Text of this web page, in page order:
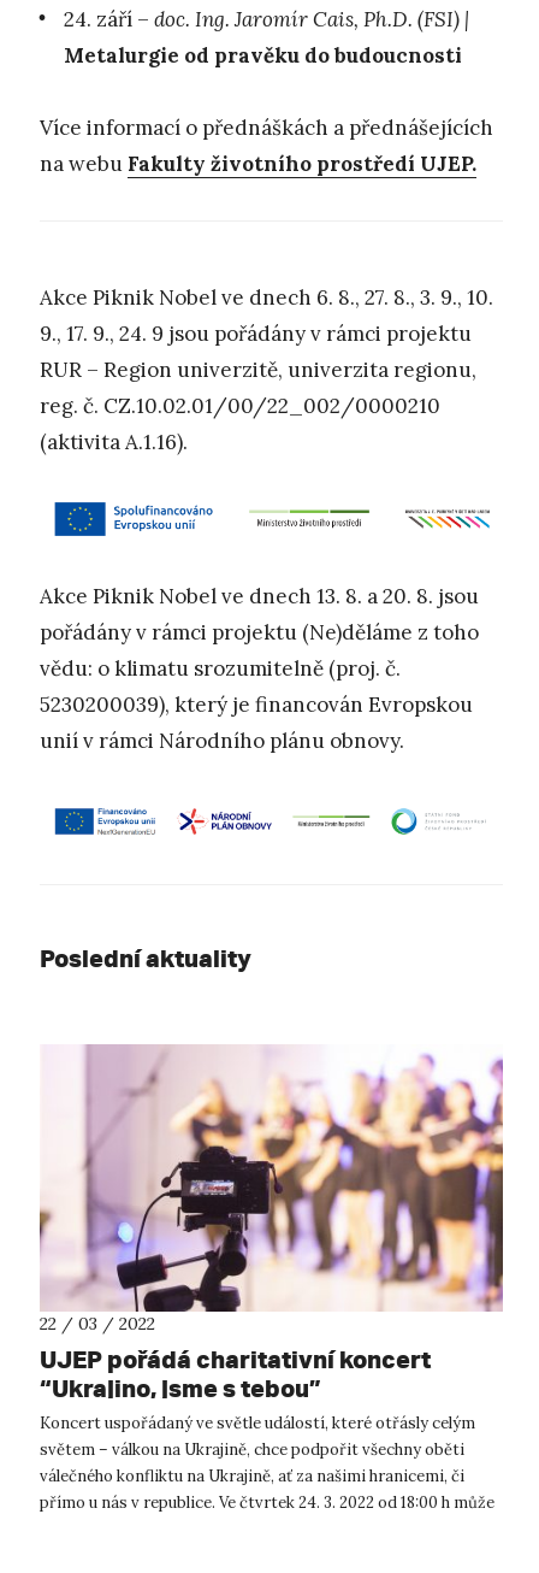
24. září – doc. Ing. Jaromír Cais, Ph.D. (FSI) |
Metalurgie od pravěku do budoucnosti
Více informací o přednáškách a přednášejících
na webu Fakulty životního prostředí UJEP.
Akce Piknik Nobel ve dnech 6. 8., 27. 8., 3. 9., 10.
9., 17. 9., 24. 9 jsou pořádány v rámci projektu
RUR – Region univerzitě, univerzita regionu,
reg. č. CZ.10.02.01/00/22_002/0000210
(aktivita A.1.16).
Akce Piknik Nobel ve dnech 13. 8. a 20. 8. jsou
pořádány v rámci projektu (Ne)děláme z toho
vědu: o klimatu srozumitelně (proj. č.
5230200039), který je financován Evropskou
unií v rámci Národního plánu obnovy.
Poslední aktuality
22 / 03 / 2022
UJEP pořádá charitativní koncert
“Ukrajino, jsme s tebou”
Koncert uspořádaný ve světle událostí, které otřásly celým
světem – válkou na Ukrajině, chce podpořit všechny oběti
válečného konfliktu na Ukrajině, ať za našimi hranicemi, či
přímo u nás v republice. Ve čtvrtek 24. 3. 2022 od 18:00 h může